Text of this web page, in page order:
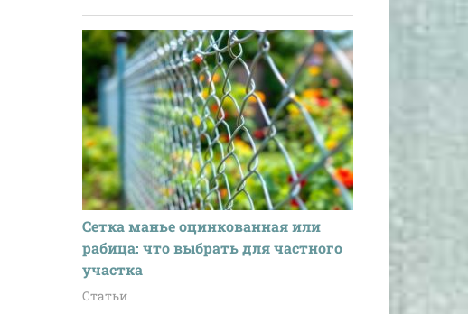
Сетка манье оцинкованная или
рабица: что выбрать для частного
участка
Статьи